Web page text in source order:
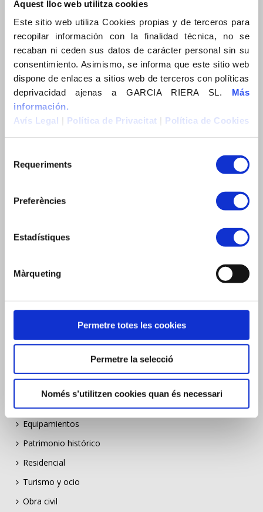
Aquest lloc web utilitza cookies
Este sitio web utiliza Cookies propias y de terceros para
recopilar información con la finalidad técnica, no se
recaban ni ceden sus datos de carácter personal sin su
consentimiento. Asimismo, se informa que este sitio web
dispone de enlaces a sitios web de terceros con políticas
deprivacidad ajenas a GARCIA RIERA SL. Más
información.
Avís Legal | Política de Privacitat | Política de Cookies
Requeriments
Preferències
Estadístiques
Màrqueting
Permetre totes les cookies
Permetre la selecció
Només s’utilitzen cookies quan és necessari
Construïm Sostenibilitat
Actualitat
News
Actualidad
Contacte
Contacto
Contact
CERCA
EXPERIÈNCIA
Indústria i energia
Patrimoni històric
Turisme i oci
Industria y energia
Equipamientos
Patrimonio histórico
Residencial
Turismo y ocio
Obra civil